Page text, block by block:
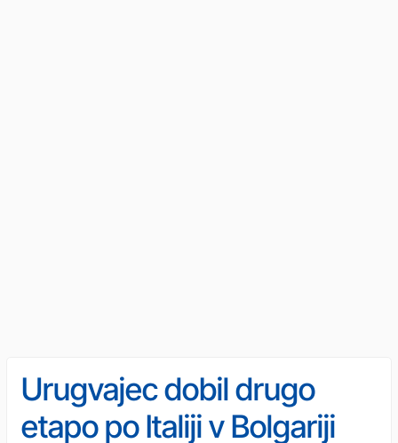
Urugvajec dobil drugo
etapo po Italiji v Bolgariji